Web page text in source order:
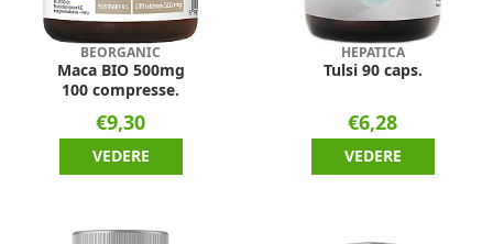
BEORGANIC
Maca BIO 500mg
100 compresse.
€9,30
VEDERE
HEPATICA
Tulsi 90 caps.
€6,28
VEDERE